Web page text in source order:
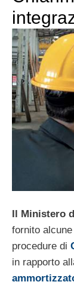
Il Ministero
fornito
procedure di
in rapporto